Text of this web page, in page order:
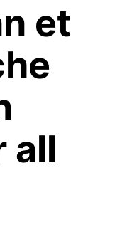
et
all